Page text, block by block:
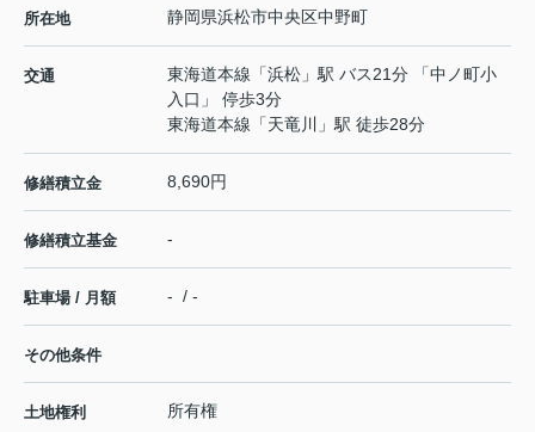
所在地 静岡県浜松市中央区中野町
交通 東海道本線 「浜松 」駅 バス21分 「中ノ町小
入口」 停歩3分
東海道本線 「天竜川 」駅 徒歩28分
修繕積立金 8,690円
修繕積立基金 -
駐車場 / 月額 - / -
その他条件
土地権利 所有権